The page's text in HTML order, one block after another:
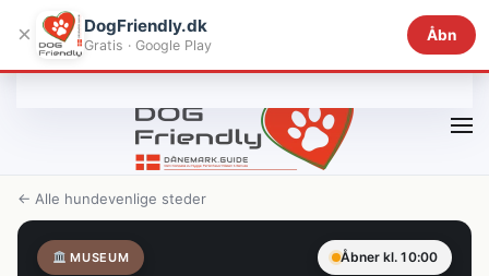
Gå til hovedindhold
× DogFriendly.dk
Gratis · Google Play
Åbn
← Alle hundevenlige steder
MUSEUM Åbner kl. 10:00